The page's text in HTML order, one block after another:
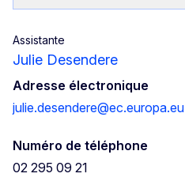
Assistante
Julie Desendere
Adresse électronique
julie.desendere@ec.europa.eu
Numéro de téléphone
02 295 09 21